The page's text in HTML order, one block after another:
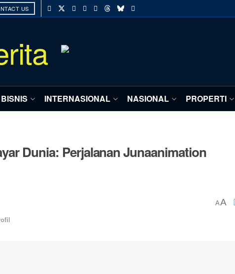
US
INTERNASIONAL NASIONAL PROPERTI
Dunia: Perjalanan Junaanimation
AA